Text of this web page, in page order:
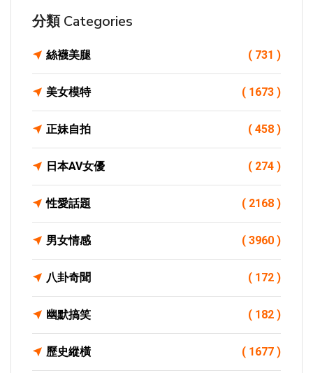
分類 Categories
絲襪美腿 ( 731 )
美女模特 ( 1673 )
正妹自拍 ( 458 )
日本AV女優 ( 274 )
性愛話題 ( 2168 )
男女情感 ( 3960 )
八卦奇聞 ( 172 )
幽默搞笑 ( 182 )
歷史縱橫 ( 1677 )